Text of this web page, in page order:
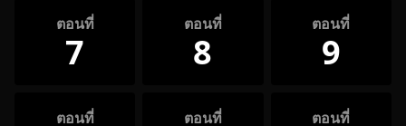
ตอนที่
7
ตอนที่
8
ตอนที่
9
ตอนที่ ตอนที่ ตอนที่